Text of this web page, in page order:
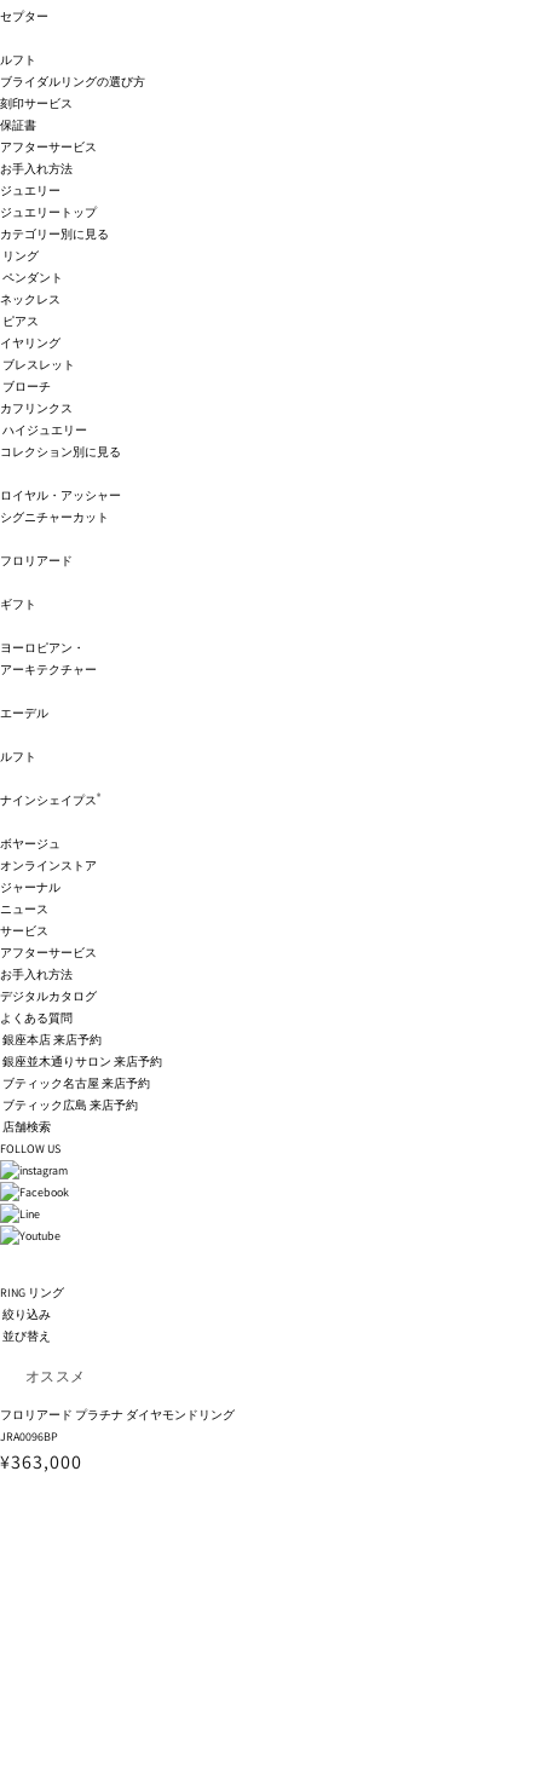
セプター
ルフト
ブライダルリングの選び方
刻印サービス
保証書
アフターサービス
お手入れ方法
ジュエリー
ジュエリートップ
カテゴリー別に見る
リング
ペンダント
ネックレス
ピアス
イヤリング
ブレスレット
ブローチ
カフリンクス
ハイジュエリー
コレクション別に見る
ロイヤル・アッシャー
シグニチャーカット
フロリアード
ギフト
ヨーロピアン・
アーキテクチャー
エーデル
ルフト
ナインシェイプス®
ボヤージュ
オンラインストア
ジャーナル
ニュース
サービス
アフターサービス
お手入れ方法
デジタルカタログ
よくある質問
銀座本店 来店予約
銀座並木通りサロン 来店予約
ブティック名古屋 来店予約
ブティック広島 来店予約
店舗検索
FOLLOW US
RING リング
絞り込み
並び替え
フロリアード プラチナ ダイヤモンドリング
JRA0096BP
¥363,000